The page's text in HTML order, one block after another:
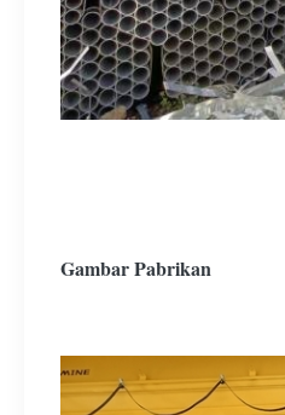
Gambar Pabrikan